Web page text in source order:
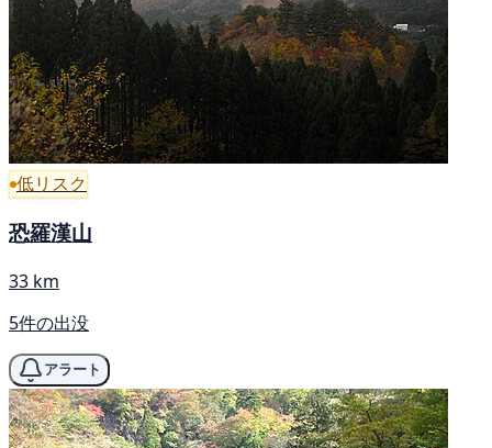
低リスク
恐羅漢山
33 km
5件の出没
アラート